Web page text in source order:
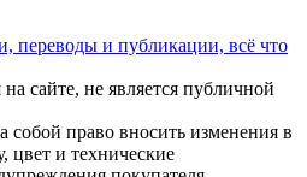
переводы и публикации, всё что
сайте, не является публичной
собой право вносить изменения в
цвет и технические